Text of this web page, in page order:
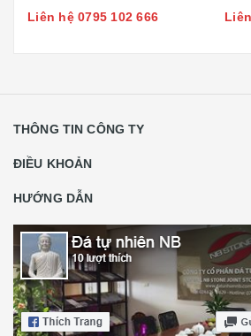
Liên hệ 0795 102 666
THÔNG TIN CÔNG TY
ĐIỀU KHOẢN
HƯỚNG DẪN